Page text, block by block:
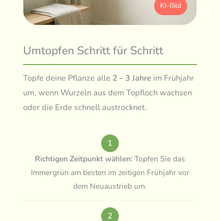
KI-Bild
Umtopfen Schritt für Schritt
Topfe deine Pflanze alle 2 – 3 Jahre im Frühjahr
um, wenn Wurzeln aus dem Topfloch wachsen
oder die Erde schnell austrocknet.
1
Richtigen Zeitpunkt wählen: Topfen Sie das
Immergrün am besten im zeitigen Frühjahr vor
dem Neuaustrieb um.
2